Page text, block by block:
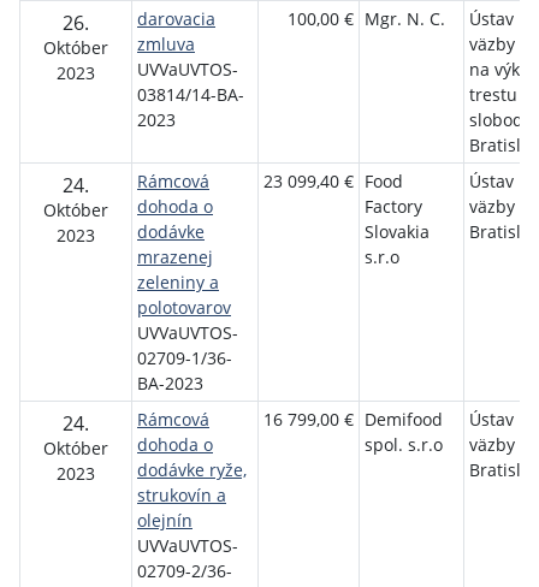
26.
Október
2023
darovacia
zmluva
UVVaUVTOS-
03814/14-BA-
2023
100,00 € Mgr. N. C.
Ústav
väzby a
na výkon
trestu
slobody
24.
Október
2023
Rámcová
dohoda o
dodávke
mrazenej
zeleniny a
polotovarov
UVVaUVTOS-
02709-1/36-
BA-2023
23 099,40 € Food
Factory
Slovakia
s.r.o
Ústav
väzby v
24.
Október
2023
Rámcová
dohoda o
dodávke ryže,
strukovín a
olejnín
UVVaUVTOS-
02709-2/36-
16 799,00 € Demifood
spol. s.r.o
Ústav
väzby v